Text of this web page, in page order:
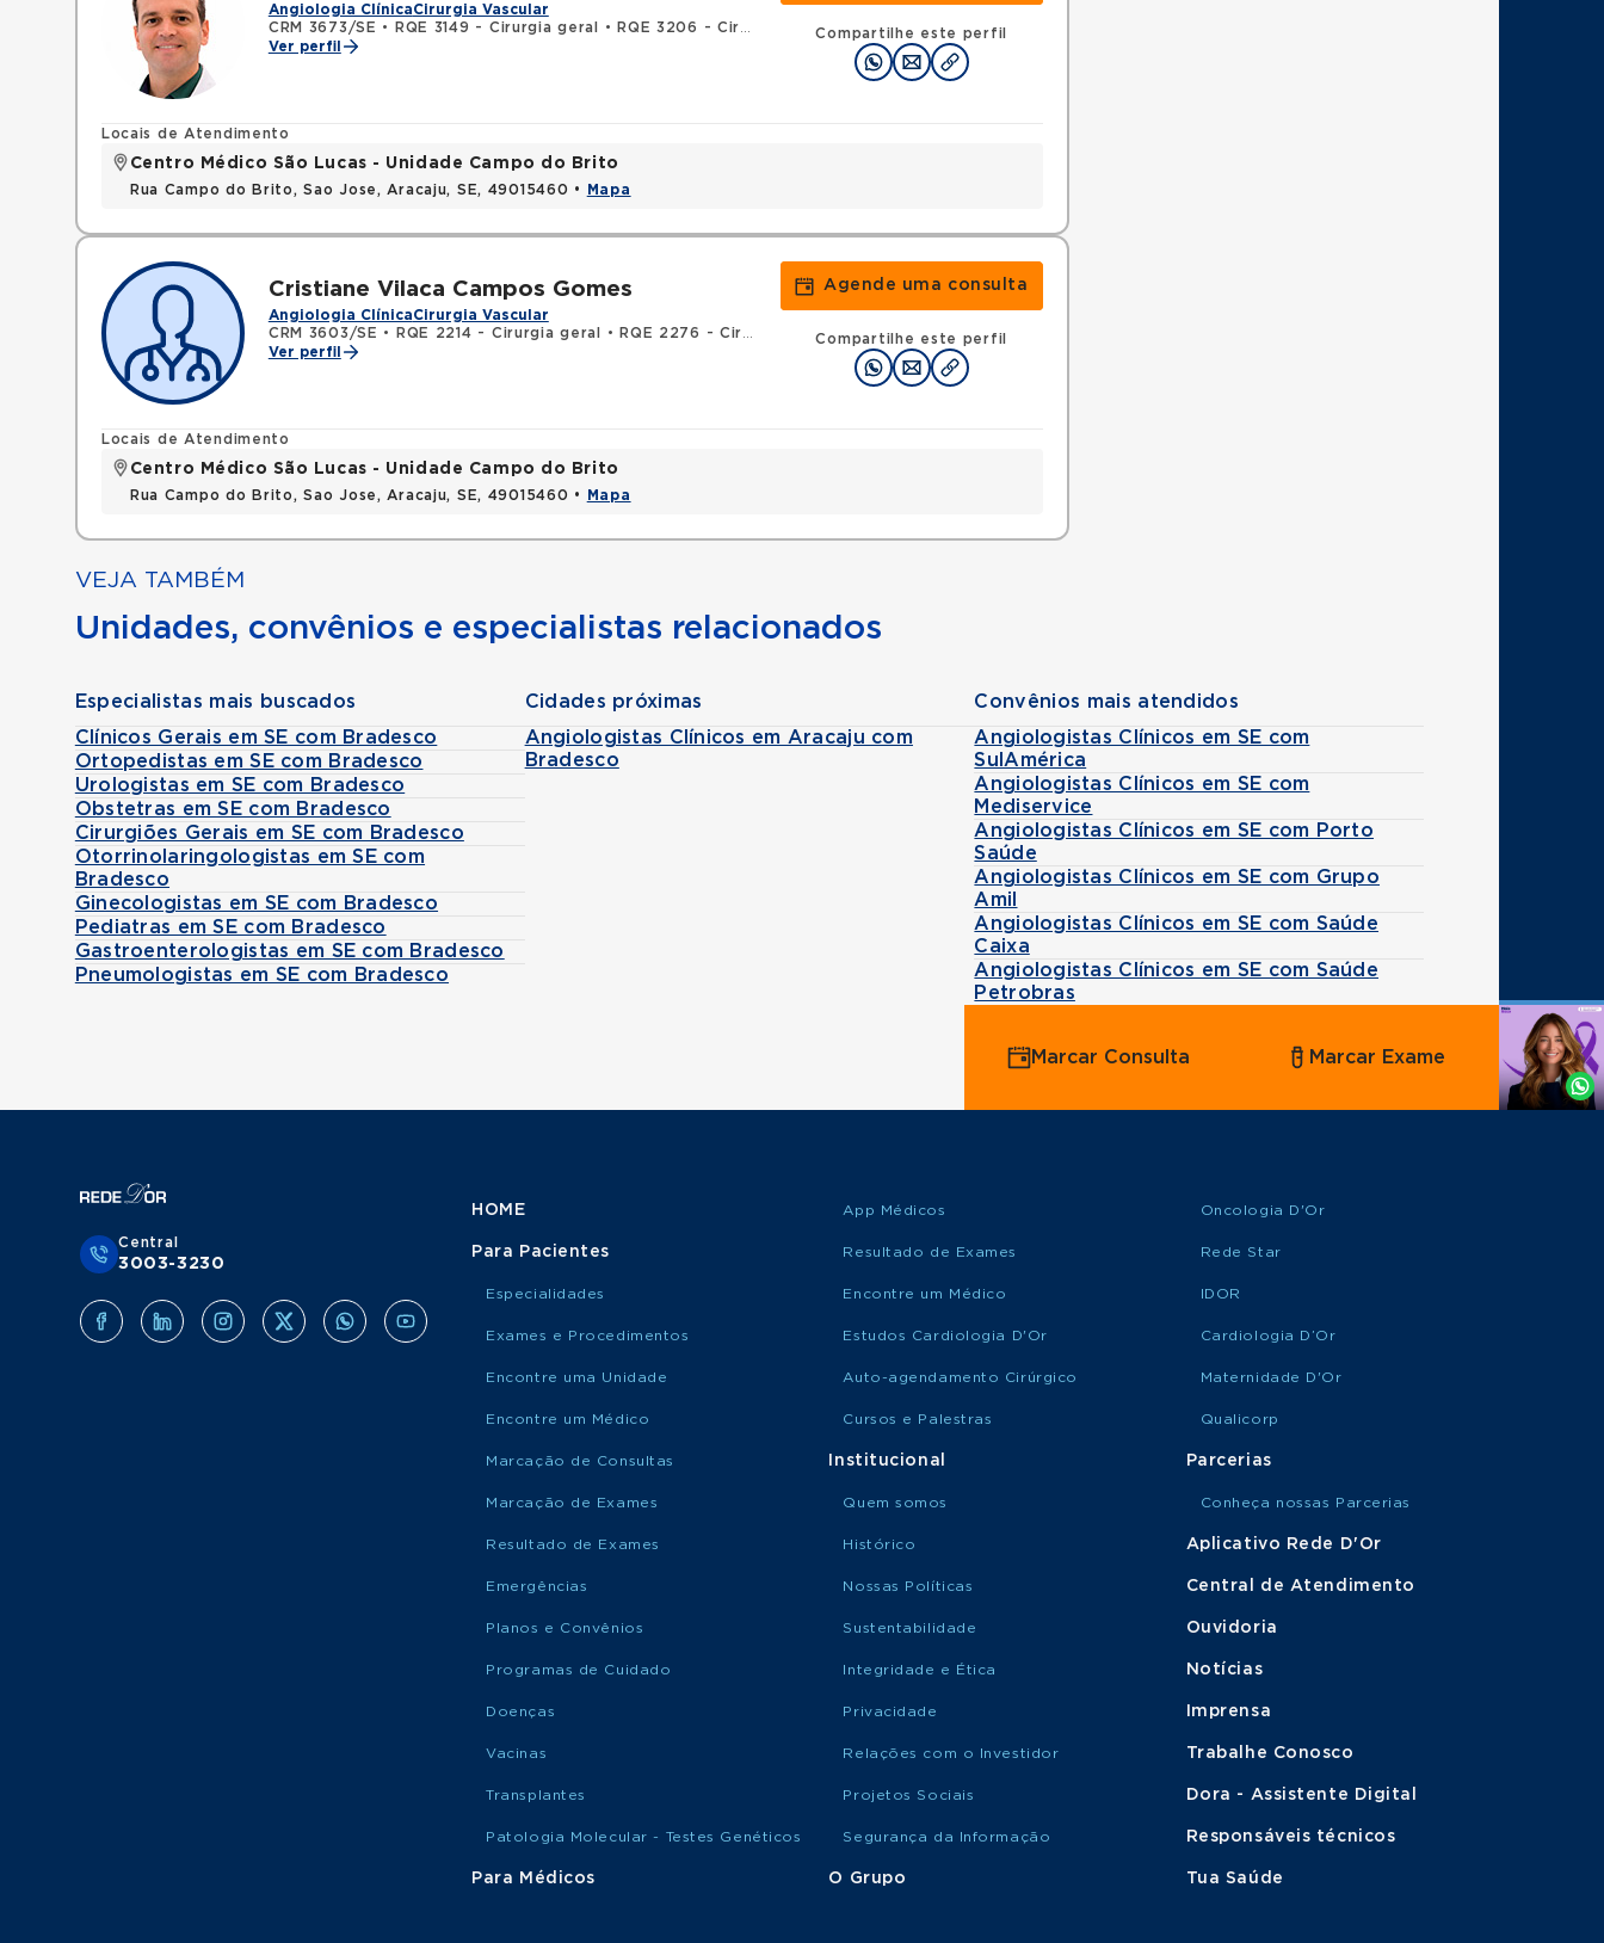
Angiologia ClínicaCirurgia Vascular
CRM 3673/SE • RQE 3149 - Cirurgia geral •
RQE 3206 - Cirurgia vascular
Ver perfil
Compartilhe este perfil
Locais de Atendimento
Centro Médico São Lucas - Unidade Campo do Brito
Rua Campo do Brito, Sao Jose, Aracaju, SE, 49015460 • Mapa
Cristiane Vilaca Campos Gomes
Angiologia ClínicaCirurgia Vascular
CRM 3603/SE • RQE 2214 - Cirurgia geral •
RQE 2276 - Cirurgia vascular
Ver perfil
Agende uma consulta
Compartilhe este perfil
Locais de Atendimento
Centro Médico São Lucas - Unidade Campo do Brito
Rua Campo do Brito, Sao Jose, Aracaju, SE, 49015460 • Mapa
VEJA TAMBÉM
Unidades, convênios e especialistas relacionados
Especialistas mais buscados
Clínicos Gerais em SE com Bradesco
Ortopedistas em SE com Bradesco
Urologistas em SE com Bradesco
Obstetras em SE com Bradesco
Cirurgiões Gerais em SE com Bradesco
Otorrinolaringologistas em SE com
Bradesco
Ginecologistas em SE com Bradesco
Pediatras em SE com Bradesco
Gastroenterologistas em SE com Bradesco
Pneumologistas em SE com Bradesco
Cidades próximas
Angiologistas Clínicos em Aracaju com
Bradesco
Convênios mais atendidos
Angiologistas Clínicos em SE com
SulAmérica
Angiologistas Clínicos em SE com
Mediservice
Angiologistas Clínicos em SE com Porto
Saúde
Angiologistas Clínicos em SE com Grupo
Amil
Angiologistas Clínicos em SE com Saúde
Caixa
Angiologistas Clínicos em SE com Saúde
Petrobras
Agende
Whatsapp
Marcar Consulta Marcar Exame
Central
3003-3230
HOME
Para Pacientes
Especialidades
Exames e Procedimentos
Encontre uma Unidade
Encontre um Médico
Marcação de Consultas
Marcação de Exames
Resultado de Exames
Emergências
Planos e Convênios
Programas de Cuidado
Doenças
Vacinas
Transplantes
Patologia Molecular - Testes Genéticos
Para Médicos
App Médicos
Resultado de Exames
Encontre um Médico
Estudos Cardiologia D'Or
Auto-agendamento Cirúrgico
Cursos e Palestras
Institucional
Quem somos
Histórico
Nossas Políticas
Sustentabilidade
Integridade e Ética
Privacidade
Relações com o Investidor
Projetos Sociais
Segurança da Informação
O Grupo
Oncologia D'Or
Rede Star
IDOR
Cardiologia D’Or
Maternidade D'Or
Qualicorp
Parcerias
Conheça nossas Parcerias
Aplicativo Rede D'Or
Central de Atendimento
Ouvidoria
Notícias
Imprensa
Trabalhe Conosco
Dora - Assistente Digital
Responsáveis técnicos
Tua Saúde